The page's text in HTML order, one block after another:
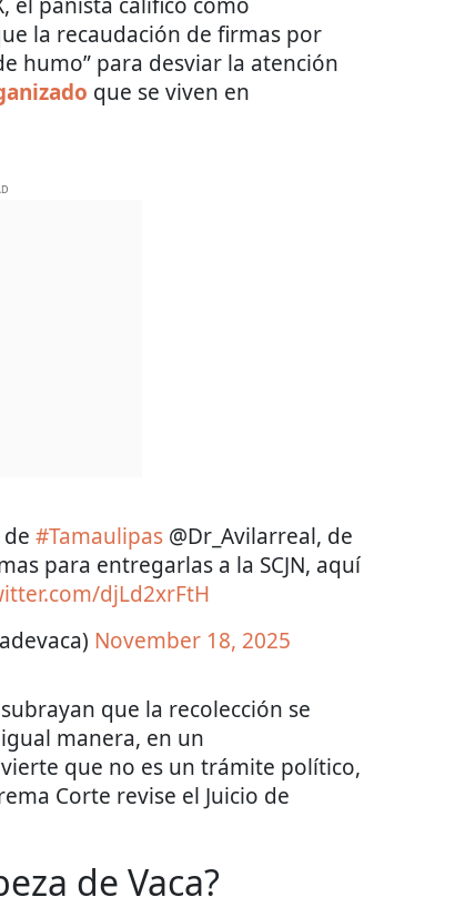
la recaudación de firmas por
humo” para desviar la atención
que se viven en
#Tamaulipas@Dr_Avilarreal, de
para entregarlas a la SCJN, aquí
djLd2xrFtH
November 18, 2025
que la recolección se
manera, en un
que no es un trámite político,
Corte revise el Juicio de
de Vaca?